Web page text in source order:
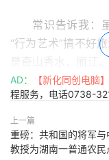
常识告诉我：
“行为艺术”搞不好
是奇山秀水，丽江
久吸引游客、创造
设施、完整的旅游
的话，后者才是真
带来一些客源，天
不好，做不久！所
AD： 【新化同创电脑】
程服务，电话0738-
上一篇
重磅：共和国的将军与
教授为湖南一普通农民